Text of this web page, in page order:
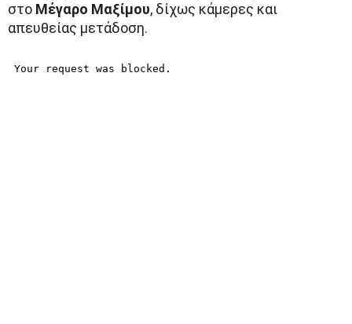
στο Μέγαρο Μαξίμου, δίχως κάμερες και
απευθείας μετάδοση.